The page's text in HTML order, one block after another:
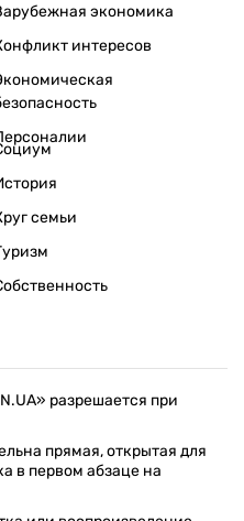
экономика
интересов
семьи
разрешается при
прямая, открытая для
в первом абзаце на